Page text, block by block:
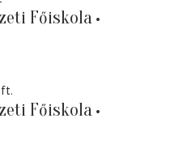
Főiskola
Főiskola